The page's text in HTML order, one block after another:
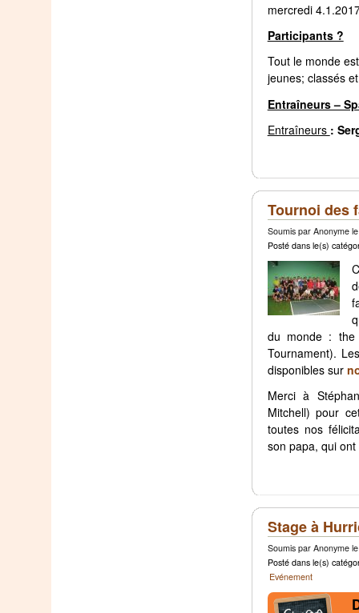
mercredi
Participants ?
Tout le monde
jeunes; classés
Entraîneurs –
Entraîneurs :
Tournoi des
Soumis par Anonyme
Posté dans le(s)
du monde : the
Tournament).
disponibles sur
Merci à
Mitchell) pour
toutes nos
son papa, qui
Stage à
Soumis par Anonyme
Posté dans le(s)
Evénement